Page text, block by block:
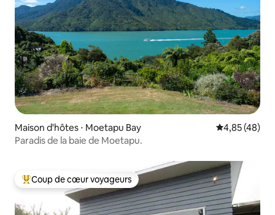
Maison d'hôtes ⋅ Moetapu Bay Évaluation
4,85 (48)
Paradis de la baie de Moetapu.
Coups de cœur voyageurs les plus appréciés
Coup de cœur voyageurs